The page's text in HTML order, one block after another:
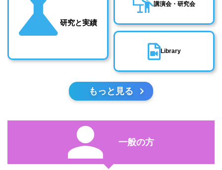
研究と実績
講演会・研究会
Library
もっと見る
一般の方